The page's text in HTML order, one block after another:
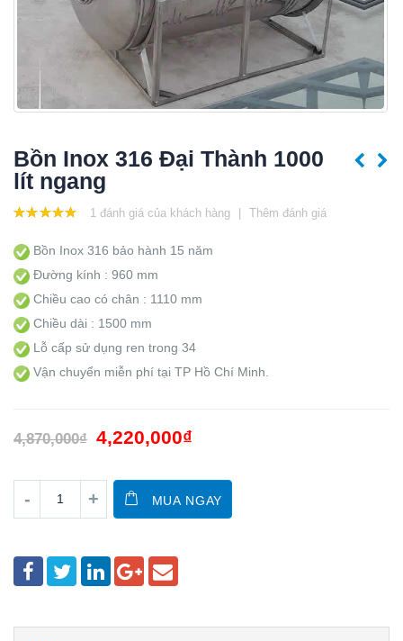
Bồn Inox 316 Đại Thành 1000
lít ngang
1 đánh giá của khách hàng Thêm đánh giá
Bồn Inox 316 bảo hành 15 năm
Đường kính : 960 mm
Chiều cao có chân : 1110 mm
Chiều dài : 1500 mm
Lỗ cấp sử dụng ren trong 34
Vận chuyển miễn phí tại TP Hồ Chí Minh.
4,870,000₫ 4,220,000₫
MUA NGAY